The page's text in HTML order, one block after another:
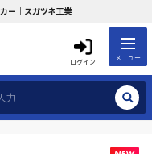
ー｜スガツネ工業
ログイン メニュー